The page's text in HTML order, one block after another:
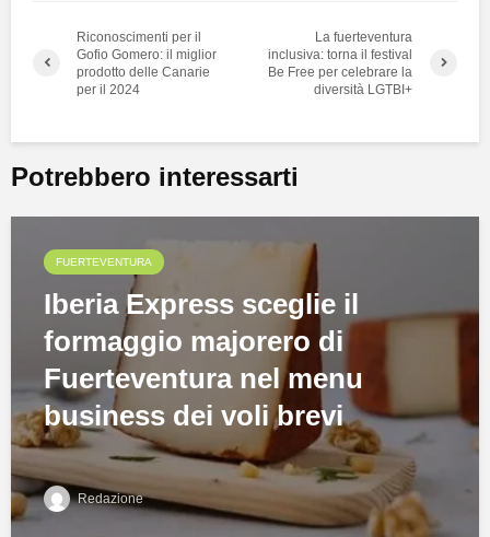
Riconoscimenti per il
Gofio Gomero: il miglior
prodotto delle Canarie
per il 2024
La fuerteventura
inclusiva: torna il festival
Be Free per celebrare la
diversità LGTBI+
Potrebbero interessarti
FUERTEVENTURA
Iberia Express sceglie il
formaggio majorero di
Fuerteventura nel menu
business dei voli brevi
Redazione